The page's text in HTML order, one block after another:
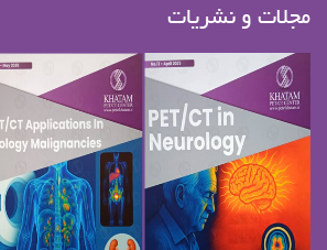
مجلات و نشریات